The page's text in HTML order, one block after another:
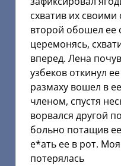
схватив их
второй обошел ее
церемонясь,
вперед. Лена
узбеков откинул
размаху вошел в
членом, спустя
ворвался другой
больно потащив
е*ать ее в рот.
потерялась